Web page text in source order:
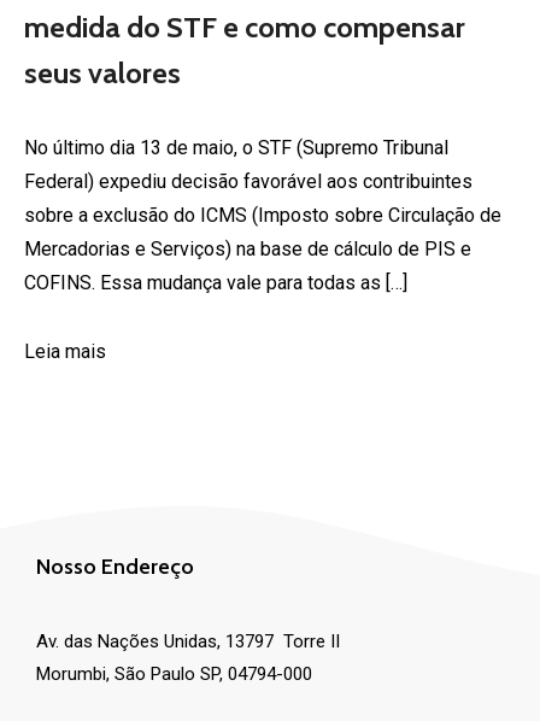
medida do STF e como compensar
seus valores
No último dia 13 de maio, o STF (Supremo Tribunal
Federal) expediu decisão favorável aos contribuintes
sobre a exclusão do ICMS (Imposto sobre Circulação de
Mercadorias e Serviços) na base de cálculo de PIS e
COFINS. Essa mudança vale para todas as […]
Leia mais
Nosso Endereço
Av. das Nações Unidas, 13797 Torre II
Morumbi, São Paulo SP, 04794-000